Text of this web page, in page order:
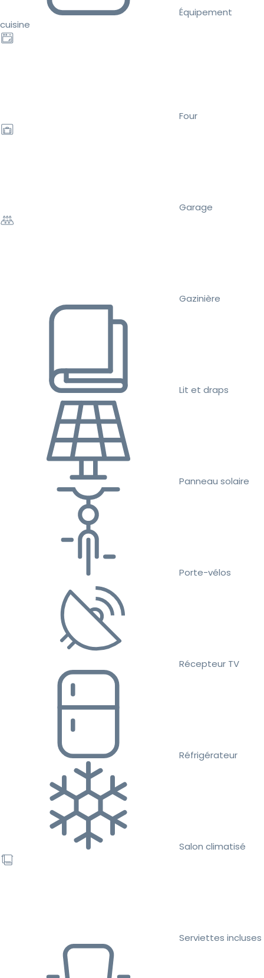
Équipement
cuisine
Four
Garage
Gazinière
Lit et draps
Panneau solaire
Porte-vélos
Récepteur TV
Réfrigérateur
Salon climatisé
Serviettes incluses